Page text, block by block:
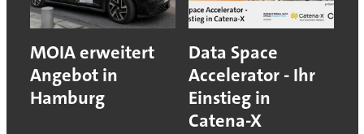
MOIA erweitert
Angebot in
Hamburg
Data Space
Accelerator - Ihr
Einstieg in
Catena-X